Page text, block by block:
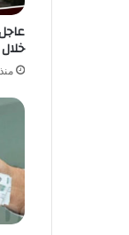
منذ 3 أيام